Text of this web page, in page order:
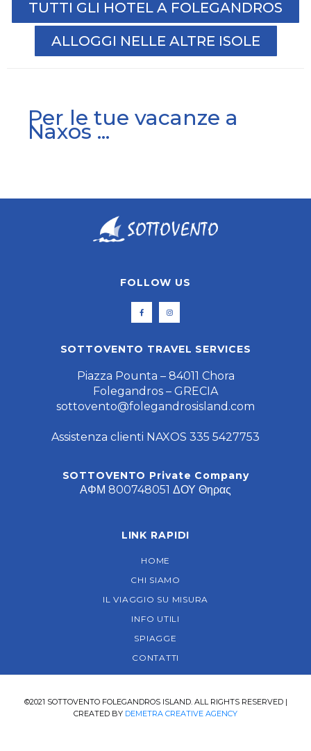
TUTTI GLI HOTEL A FOLEGANDROS
ALLOGGI NELLE ALTRE ISOLE
Per le tue vacanze a
Naxos ...
FOLLOW US
SOTTOVENTO TRAVEL SERVICES
Piazza Pounta – 84011 Chora
Folegandros – GRECIA
sottovento@folegandrosisland.com
Assistenza clienti NAXOS 335 5427753
SOTTOVENTO Private Company
ΑΦΜ 800748051 ΔΟΥ Θηρας
LINK RAPIDI
HOME
CHI SIAMO
IL VIAGGIO SU MISURA
INFO UTILI
SPIAGGE
CONTATTI
©2021 SOTTOVENTO FOLEGANDROS ISLAND. ALL RIGHTS RESERVED |
CREATED BY DEMETRA CREATIVE AGENCY